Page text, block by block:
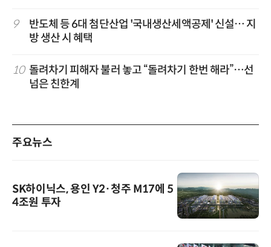
9
반도체 등 6대 첨단산업 '국내생산세액공제' 신설… 지
방 생산 시 혜택
10 돌려차기 피해자 불러 놓고 “돌려차기 한번 해라”…선
넘은 친한계
주요뉴스
SK하이닉스, 용인 Y2·청주 M17에 5
4조원 투자